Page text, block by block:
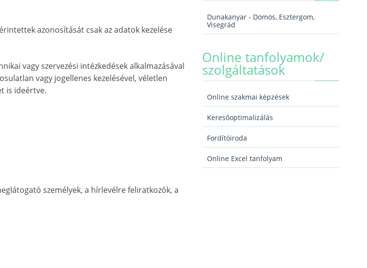
azonosítását csak az adatok kezelése
vagy szervezési intézkedések alkalmazásával
vagy jogellenes kezelésével, véletlen
is ideértve.
személyek, a hírlevélre feliratkozók, a
Dunakanyar - Dömös, Esztergom,
Visegrád
Online tanfolyamok/
szolgáltatások
Online szakmai képzések
Keresőoptimalizálás
Fordítóiroda
Online Excel tanfolyam